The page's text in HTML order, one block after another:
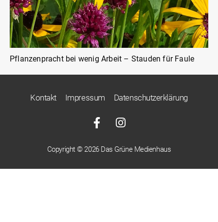
Pflanzenpracht bei wenig Arbeit – Stauden für Faule
Kontakt Impressum Datenschutzerklärung
Copyright © 2026 Das Grüne Medienhaus